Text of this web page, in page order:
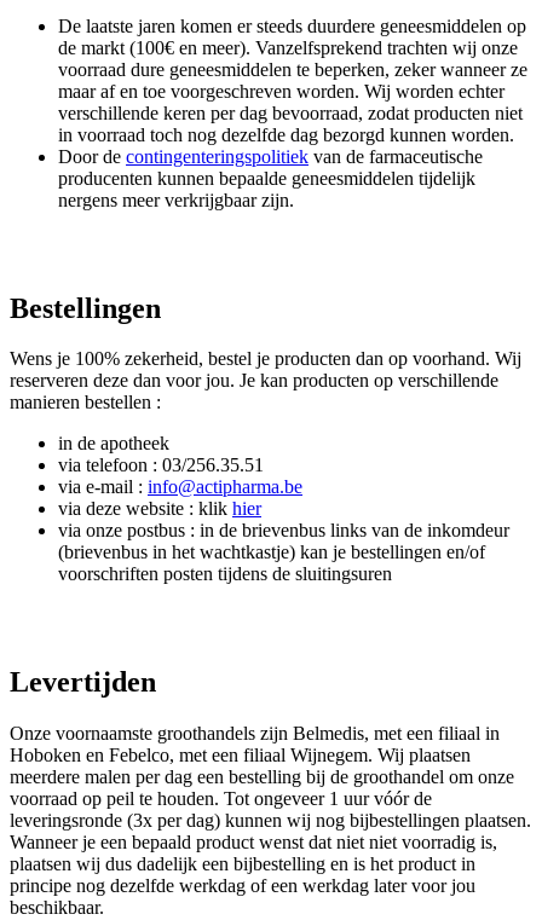
De laatste jaren komen er steeds duurdere geneesmiddelen op
de markt (100€ en meer). Vanzelfsprekend trachten wij onze
voorraad dure geneesmiddelen te beperken, zeker wanneer ze
maar af en toe voorgeschreven worden. Wij worden echter
verschillende keren per dag bevoorraad, zodat producten niet
in voorraad toch nog dezelfde dag bezorgd kunnen worden.
Door de contingenteringspolitiek van de farmaceutische
producenten kunnen bepaalde geneesmiddelen tijdelijk
nergens meer verkrijgbaar zijn.
Bestellingen
Wens je 100% zekerheid, bestel je producten dan op voorhand. Wij
reserveren deze dan voor jou. Je kan producten op verschillende
manieren bestellen :
in de apotheek
via telefoon : 03/256.35.51
via e-mail :
via deze website : klik hier
via onze postbus : in de brievenbus links van de inkomdeur
(brievenbus in het wachtkastje) kan je bestellingen en/of
voorschriften posten tijdens de sluitingsuren
Levertijden
Onze voornaamste groothandels zijn Belmedis, met een filiaal in
Hoboken en Febelco, met een filiaal Wijnegem. Wij plaatsen
meerdere malen per dag een bestelling bij de groothandel om onze
voorraad op peil te houden. Tot ongeveer 1 uur vóór de
leveringsronde (3x per dag) kunnen wij nog bijbestellingen plaatsen.
Wanneer je een bepaald product wenst dat niet niet voorradig is,
plaatsen wij dus dadelijk een bijbestelling en is het product in
principe nog dezelfde werkdag of een werkdag later voor jou
beschikbaar.